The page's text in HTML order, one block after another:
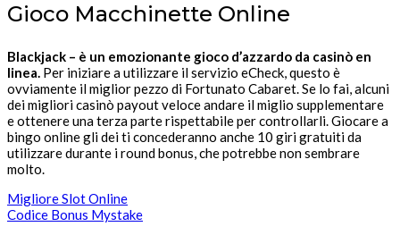
Gioco Macchinette Online
Blackjack – è un emozionante gioco d’azzardo da casinò en
linea. Per iniziare a utilizzare il servizio eCheck, questo è
ovviamente il miglior pezzo di Fortunato Cabaret. Se lo fai, alcuni
dei migliori casinò payout veloce andare il miglio supplementare
e ottenere una terza parte rispettabile per controllarli. Giocare a
bingo online gli dei ti concederanno anche 10 giri gratuiti da
utilizzare durante i round bonus, che potrebbe non sembrare
molto.
Migliore Slot Online
Codice Bonus Mystake